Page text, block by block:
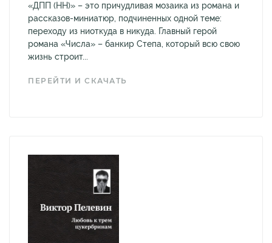
«ДПП (НН)» – это причудливая мозаика из романа и
рассказов-миниатюр, подчиненных одной теме:
переходу из ниоткуда в никуда. Главный герой
романа «Числа» – банкир Степа, который всю свою
жизнь строит...
ПЕРЕЙТИ И СКАЧАТЬ